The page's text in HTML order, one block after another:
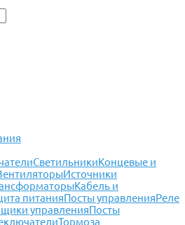
СветильникиКонцевые и
Источники
Кабель и
питанияПосты управленияРеле
управленияПосты
Тормоза